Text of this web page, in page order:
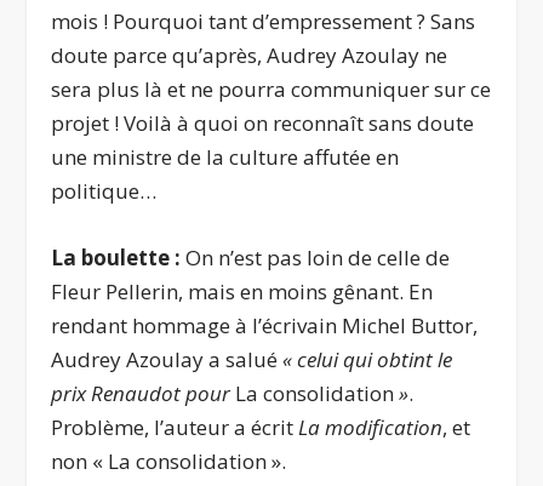
mois ! Pourquoi tant d’empressement ? Sans
doute parce qu’après, Audrey Azoulay ne
sera plus là et ne pourra communiquer sur ce
projet ! Voilà à quoi on reconnaît sans doute
une ministre de la culture affutée en
politique…
La boulette :On n’est pas loin de celle de
Fleur Pellerin, mais en moins gênant. En
rendant hommage à l’écrivain Michel Buttor,
Audrey Azoulay a salué«celui qui obtint le
prix Renaudot pour La consolidation».
Problème, l’auteur a écritLa modification, et
non « La consolidation ».